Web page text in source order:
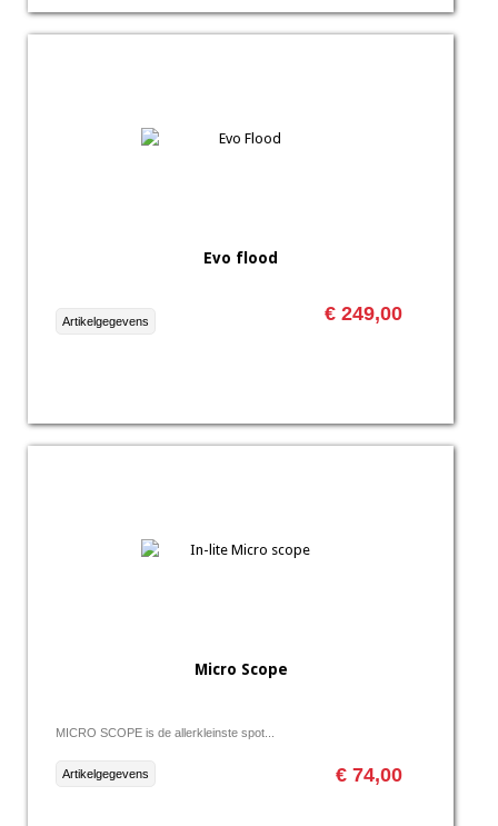
Evo flood
€ 249,00
Artikelgegevens
Micro Scope
MICRO SCOPE is de allerkleinste spot...
€ 74,00
Artikelgegevens